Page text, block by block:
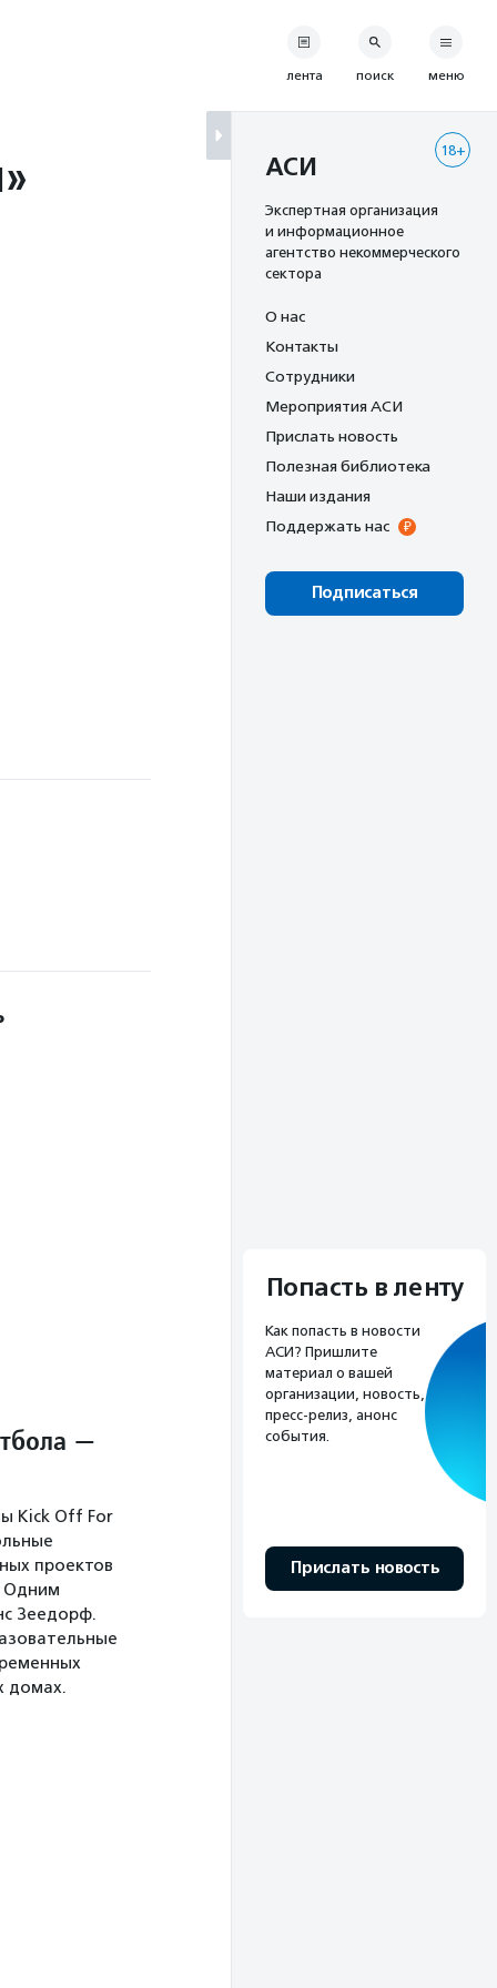
—
Kick Off For
проектов
Одним
Зеедорф.
домах.
лента поиск меню
18+
АСИ
Экспертная организация
и информационное
агентство некоммерческого
сектора
О нас
Контакты
Сотрудники
Мероприятия АСИ
Прислать новость
Полезная библиотека
Наши издания
Поддержать нас
Подписаться
Попасть в ленту
Как попасть в новости
АСИ? Пришлите
материал о вашей
организации, новость,
пресс-релиз, анонс
события.
Прислать новость